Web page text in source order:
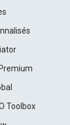
Toolbox